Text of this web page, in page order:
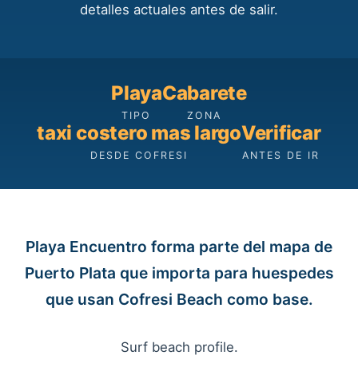
detalles actuales antes de salir.
Playa
TIPO
Cabarete
ZONA
taxi costero mas largo
DESDE COFRESI
Verificar
ANTES DE IR
Playa Encuentro forma parte del mapa de
Puerto Plata que importa para huespedes
que usan Cofresi Beach como base.
Surf beach profile.